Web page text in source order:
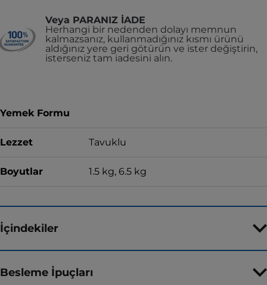
Veya PARANIZ İADE
Herhangi bir nedenden dolayı memnun
kalmazsanız, kullanmadığınız kısmı ürünü
aldığınız yere geri götürün ve ister değiştirin,
isterseniz tam iadesini alın.
Yemek Formu
Lezzet Tavuklu
Boyutlar 1.5 kg, 6.5 kg
İçindekiler
Besleme İpuçları